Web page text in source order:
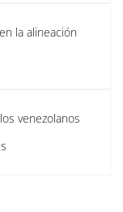
la alineación
venezolanos